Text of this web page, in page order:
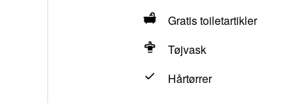
Gratis toiletartikler
Tøjvask
Hårtørrer